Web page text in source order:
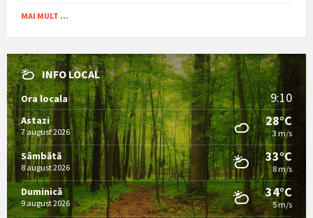
comuna Sutești.
MAI MULT ...
INFO LOCAL
Ora locala 9:10
Astazi
7 august 2026
28°C
3 m/s
Sâmbătă
8 august 2026
33°C
8 m/s
Duminică
9 august 2026
34°C
5 m/s